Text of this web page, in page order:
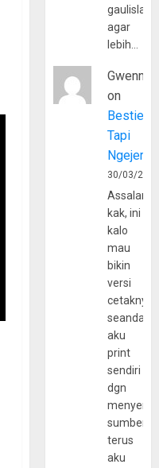
agar
lebih…
Gwenny
on
Bestie
Tapi
30/03/
kak, ini
kalo
mau
bikin
versi
cetaknya
aku
print
sendiri
dgn
sumber
terus
aku